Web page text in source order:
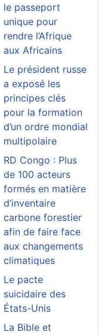
le passeport
unique pour
rendre l’Afrique
aux Africains
Le président russe
a exposé les
principes clés
pour la formation
d’un ordre mondial
multipolaire
RD Congo : Plus
de 100 acteurs
formés en matière
d’inventaire
carbone forestier
afin de faire face
aux changements
climatiques
Le pacte
suicidaire des
États-Unis
La Bible et